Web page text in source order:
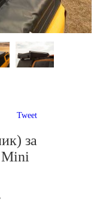
Tweet
за
Mini